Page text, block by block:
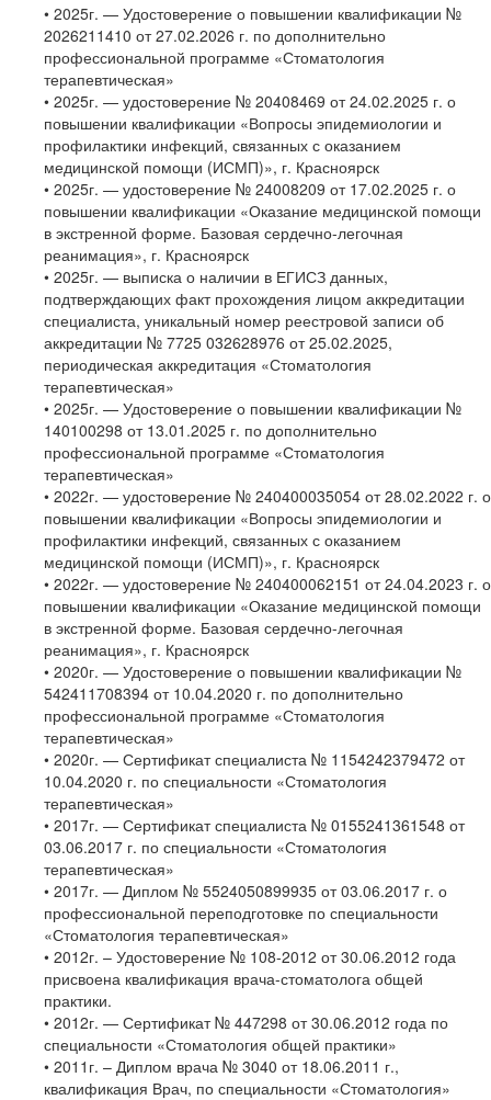
• 2025г. — Удостоверение о повышении квалификации №
2026211410 от 27.02.2026 г. по дополнительно
профессиональной программе «Стоматология
терапевтическая»
• 2025г. — удостоверение № 20408469 от 24.02.2025 г. о
повышении квалификации «Вопросы эпидемиологии и
профилактики инфекций, связанных с оказанием
медицинской помощи (ИСМП)», г. Красноярск
• 2025г. — удостоверение № 24008209 от 17.02.2025 г. о
повышении квалификации «Оказание медицинской помощи
в экстренной форме. Базовая сердечно-легочная
реанимация», г. Красноярск
• 2025г. — выписка о наличии в ЕГИСЗ данных,
подтверждающих факт прохождения лицом аккредитации
специалиста, уникальный номер реестровой записи об
аккредитации № 7725 032628976 от 25.02.2025,
периодическая аккредитация «Стоматология
терапевтическая»
• 2025г. — Удостоверение о повышении квалификации №
140100298 от 13.01.2025 г. по дополнительно
профессиональной программе «Стоматология
терапевтическая»
• 2022г. — удостоверение № 240400035054 от 28.02.2022 г. о
повышении квалификации «Вопросы эпидемиологии и
профилактики инфекций, связанных с оказанием
медицинской помощи (ИСМП)», г. Красноярск
• 2022г. — удостоверение № 240400062151 от 24.04.2023 г. о
повышении квалификации «Оказание медицинской помощи
в экстренной форме. Базовая сердечно-легочная
реанимация», г. Красноярск
• 2020г. — Удостоверение о повышении квалификации №
542411708394 от 10.04.2020 г. по дополнительно
профессиональной программе «Стоматология
терапевтическая»
• 2020г. — Сертификат специалиста № 1154242379472 от
10.04.2020 г. по специальности «Стоматология
терапевтическая»
• 2017г. — Сертификат специалиста № 0155241361548 от
03.06.2017 г. по специальности «Стоматология
терапевтическая»
• 2017г. — Диплом № 5524050899935 от 03.06.2017 г. о
профессиональной переподготовке по специальности
«Стоматология терапевтическая»
• 2012г. – Удостоверение № 108-2012 от 30.06.2012 года
присвоена квалификация врача-стоматолога общей
практики.
• 2012г. — Сертификат № 447298 от 30.06.2012 года по
специальности «Стоматология общей практики»
• 2011г. – Диплом врача № 3040 от 18.06.2011 г.,
квалификация Врач, по специальности «Стоматология»